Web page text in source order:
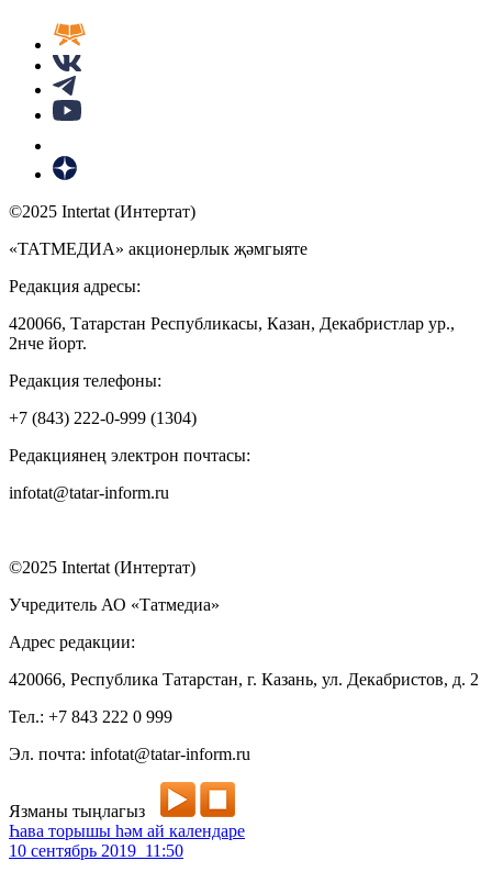
©2025 Intertat (Интертат)
«ТАТМЕДИА» акционерлык җәмгыяте
Редакция адресы:
420066, Татарстан Республикасы, Казан, Декабристлар ур.,
2нче йорт.
Редакция телефоны:
+7 (843) 222-0-999 (1304)
Редакциянең электрон почтасы:
infotat@tatar-inform.ru
©2025 Intertat (Интертат)
Учредитель АО «Татмедиа»
Адрес редакции:
420066, Республика Татарстан, г. Казань, ул. Декабристов, д. 2
Тел.: +7 843 222 0 999
Эл. почта: infotat@tatar-inform.ru
Язманы тыңлагыз
Һава торышы һәм ай календаре
10 сентябрь 2019 11:50